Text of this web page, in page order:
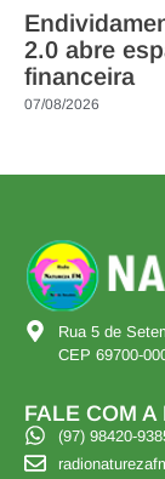
2.0 abre
financeira
07/08/2026
Rua 5 de
CEP 69700-
FALE COM A
(97) 98420-